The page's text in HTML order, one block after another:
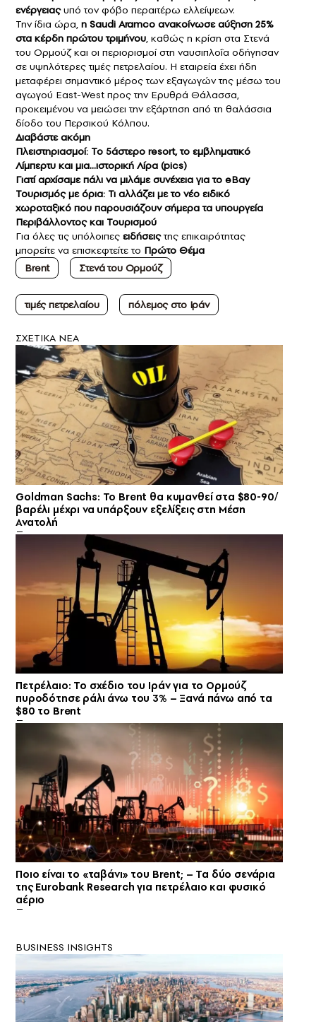
ενέργειαςυπό τον φόβο περαιτέρω ελλείψεων.
Την ίδια ώρα, η Saudi Aramco ανακοίνωσε αύξηση 25%
στα κέρδη πρώτου τριμήνου, καθώς η κρίση στα Στενά
του Ορμούζ και οι περιορισμοί στη ναυσιπλοΐα οδήγησαν
σε υψηλότερες τιμές πετρελαίου. Η εταιρεία έχει ήδη
μεταφέρει σημαντικό μέρος των εξαγωγών της μέσω του
αγωγού East-West προς την Ερυθρά Θάλασσα,
προκειμένου να μειώσει την εξάρτηση από τη θαλάσσια
δίοδο του Περσικού Κόλπου.
Διαβάστε ακόμη
Πλειστηριασμοί: Το 5άστερο resort, το εμβληματικό
Λίμπερτυ και μια…ιστορική Λίρα (pics)
Γιατί αρχίσαμε πάλι να μιλάμε συνέχεια για το eBay
Τουρισμός με όρια: Τι αλλάζει με το νέο ειδικό
χωροταξικό που παρουσιάζουν σήμερα τα υπουργεία
Περιβάλλοντος και Τουρισμού
Για όλες τις υπόλοιπες ειδήσειςτης επικαιρότητας
μπορείτε να επισκεφτείτε το Πρώτο Θέμα
Brent
Στενά του Ορμούζ
τιμές πετρελαίου πόλεμος στο Ιράν
ΣXETIKA NEA
Goldman Sachs: Το Brent θα κυμανθεί στα $80-90/
βαρέλι μέχρι να υπάρξουν εξελίξεις στη Μέση
Ανατολή
Πετρέλαιο: Το σχέδιο του Ιράν για το Ορμούζ
πυροδότησε ράλι άνω του 3% – Ξανά πάνω από τα
$80 το Brent
Ποιο είναι το «ταβάνι» του Brent; – Τα δύο σενάρια
της Eurobank Research για πετρέλαιο και φυσικό
αέριο
BUSINESS INSIGHTS